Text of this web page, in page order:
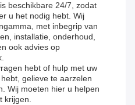
beschikbare 24/7, zodat
u het nodig hebt. Wij
met inbegrip van
installatie, onderhoud,
ook advies op
hebt of hulp met uw
gelieve te aarzelen
Wij moeten hier u helpen
krijgen.